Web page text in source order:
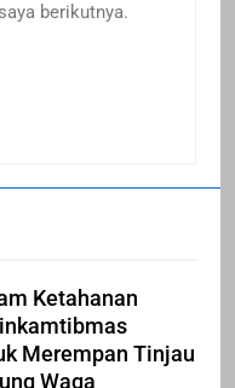
berikutnya.
Ketahanan
Merempan Tinjau
Waga